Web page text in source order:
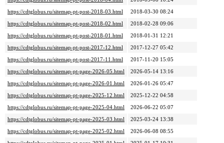
https://cdtglobus.ru/sitemap-pt-post-2018-03.html
2018-03-30 08:24
https://cdtglobus.ru/sitemap-pt-post-2018-02.html
2018-02-28 09:06
https://cdtglobus.ru/sitemap-pt-post-2018-01.html
2018-01-31 12:21
https://cdtglobus.ru/sitemap-pt-post-2017-12.html
2017-12-27 05:42
https://cdtglobus.ru/sitemap-pt-post-2017-11.html
2017-11-20 15:05
https://cdtglobus.ru/sitemap-pt-page-2026-05.html
2026-05-14 13:16
https://cdtglobus.ru/sitemap-pt-page-2026-01.html
2026-01-26 05:47
https://cdtglobus.ru/sitemap-pt-page-2025-12.html
2025-12-22 04:58
https://cdtglobus.ru/sitemap-pt-page-2025-04.html
2026-06-22 05:07
https://cdtglobus.ru/sitemap-pt-page-2025-03.html
2025-03-24 13:38
https://cdtglobus.ru/sitemap-pt-page-2025-02.html
2026-06-08 08:55